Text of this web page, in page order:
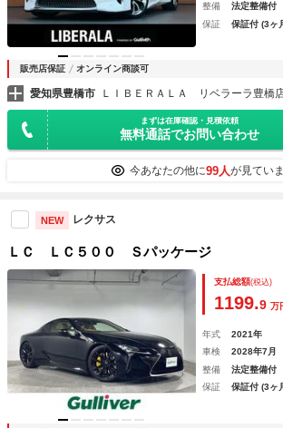
整備
法定整備付
保証
保証付 (3ヶ
販売店保証 オンライン商談可
愛知県豊橋市 ＬＩＢＥＲＡＬＡ リベラーラ豊橋
まずは在庫確認・見積依頼
無料通話でお問い合わせ
今あなたの他に99人が見てい
NEW レクサス
ＬＣ ＬＣ５００ Ｓパッケージ
支払総額(税込)
1199.9 万
年式 2021年
車検
2028年7月
整備
法定整備付
保証
保証付 (3ヶ